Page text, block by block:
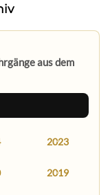
aus dem
2023
2019